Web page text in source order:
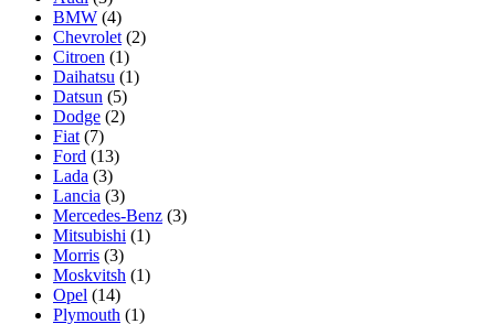
BMW (4)
Chevrolet (2)
Citroen (1)
Daihatsu (1)
Datsun (5)
Dodge (2)
Fiat (7)
Ford (13)
Lada (3)
Lancia (3)
Mercedes-Benz (3)
Mitsubishi (1)
Morris (3)
Moskvitsh (1)
Opel (14)
Plymouth (1)